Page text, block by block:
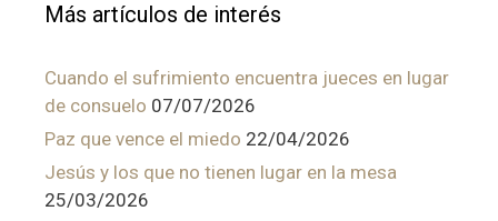
Más artículos de interés
Cuando el sufrimiento encuentra jueces en lugar
de consuelo 07/07/2026
Paz que vence el miedo 22/04/2026
Jesús y los que no tienen lugar en la mesa
25/03/2026